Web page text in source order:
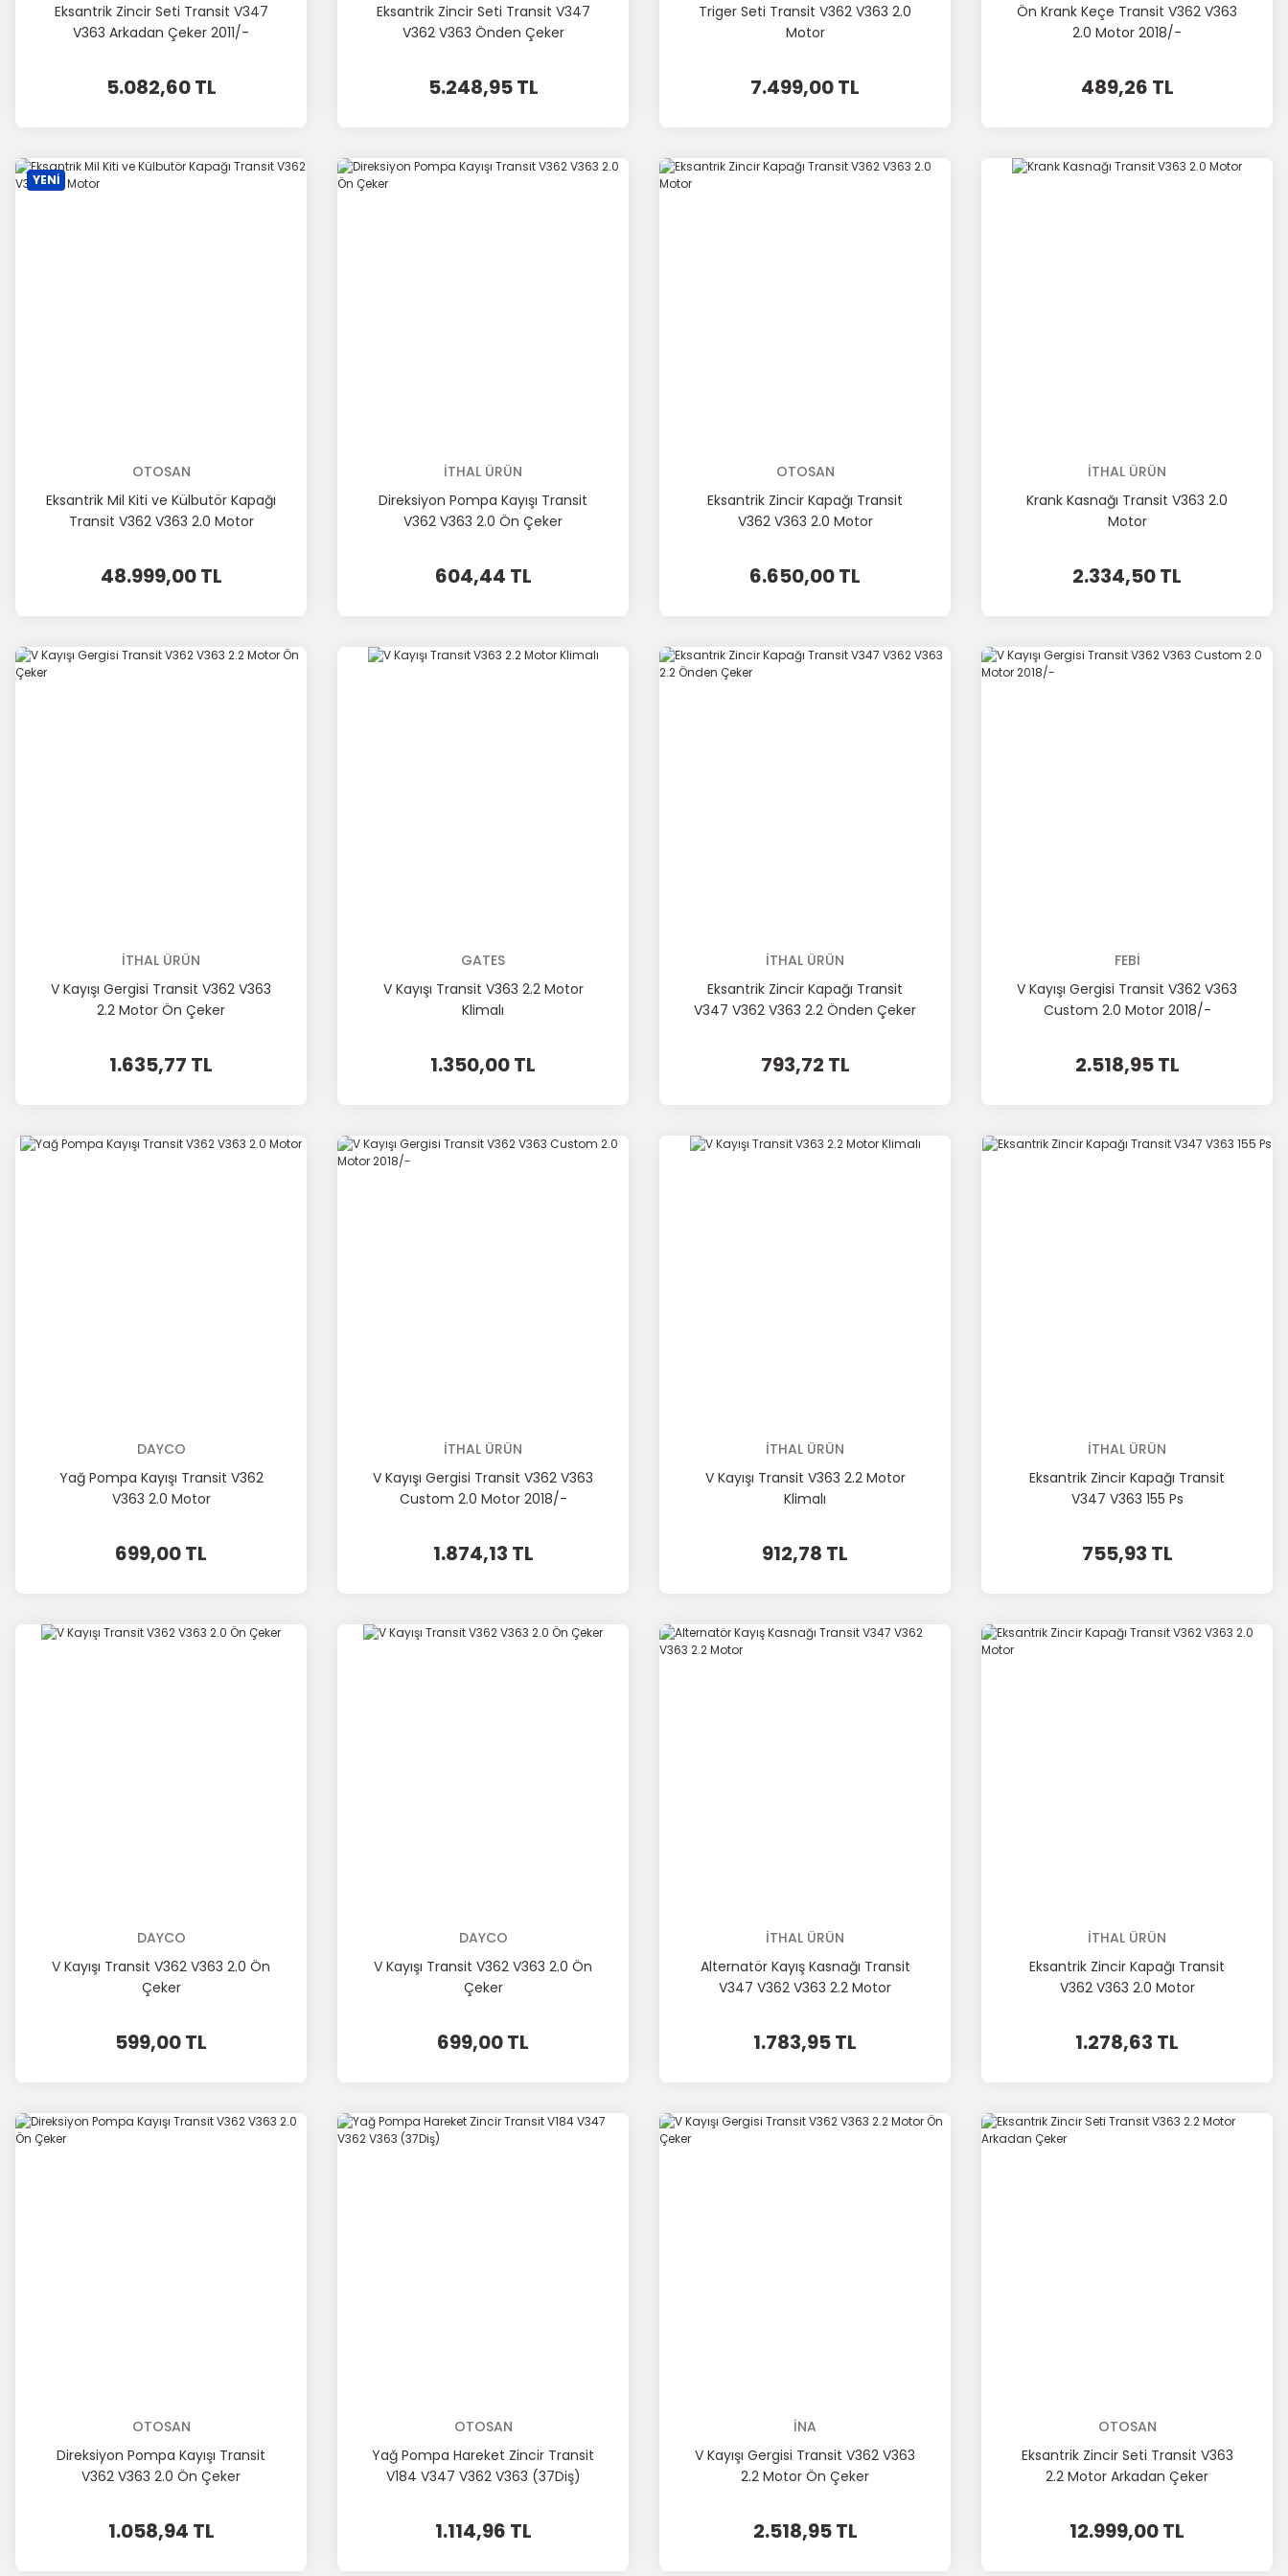
Eksantrik Zincir Seti Transit V347
V363 Arkadan Çeker 2011/-
5.082,60 TL
Eksantrik Zincir Seti Transit V347
V362 V363 Önden Çeker
5.248,95 TL
Triger Seti Transit V362 V363 2.0
Motor
7.499,00 TL
Ön Krank Keçe Transit V362 V363
2.0 Motor 2018/-
489,26 TL
YENİ
OTOSAN
Eksantrik Mil Kiti ve Külbutör Kapağı
Transit V362 V363 2.0 Motor
48.999,00 TL
İTHAL ÜRÜN
Direksiyon Pompa Kayışı Transit
V362 V363 2.0 Ön Çeker
604,44 TL
OTOSAN
Eksantrik Zincir Kapağı Transit
V362 V363 2.0 Motor
6.650,00 TL
İTHAL ÜRÜN
Krank Kasnağı Transit V363 2.0
Motor
2.334,50 TL
İTHAL ÜRÜN
V Kayışı Gergisi Transit V362 V363
2.2 Motor Ön Çeker
1.635,77 TL
GATES
V Kayışı Transit V363 2.2 Motor
Klimalı
1.350,00 TL
İTHAL ÜRÜN
Eksantrik Zincir Kapağı Transit
V347 V362 V363 2.2 Önden Çeker
793,72 TL
FEBİ
V Kayışı Gergisi Transit V362 V363
Custom 2.0 Motor 2018/-
2.518,95 TL
DAYCO
Yağ Pompa Kayışı Transit V362
V363 2.0 Motor
699,00 TL
İTHAL ÜRÜN
V Kayışı Gergisi Transit V362 V363
Custom 2.0 Motor 2018/-
1.874,13 TL
İTHAL ÜRÜN
V Kayışı Transit V363 2.2 Motor
Klimalı
912,78 TL
İTHAL ÜRÜN
Eksantrik Zincir Kapağı Transit
V347 V363 155 Ps
755,93 TL
DAYCO
V Kayışı Transit V362 V363 2.0 Ön
Çeker
599,00 TL
DAYCO
V Kayışı Transit V362 V363 2.0 Ön
Çeker
699,00 TL
İTHAL ÜRÜN
Alternatör Kayış Kasnağı Transit
V347 V362 V363 2.2 Motor
1.783,95 TL
İTHAL ÜRÜN
Eksantrik Zincir Kapağı Transit
V362 V363 2.0 Motor
1.278,63 TL
OTOSAN
Direksiyon Pompa Kayışı Transit
V362 V363 2.0 Ön Çeker
1.058,94 TL
OTOSAN
Yağ Pompa Hareket Zincir Transit
V184 V347 V362 V363 (37Diş)
1.114,96 TL
İNA
V Kayışı Gergisi Transit V362 V363
2.2 Motor Ön Çeker
2.518,95 TL
OTOSAN
Eksantrik Zincir Seti Transit V363
2.2 Motor Arkadan Çeker
12.999,00 TL